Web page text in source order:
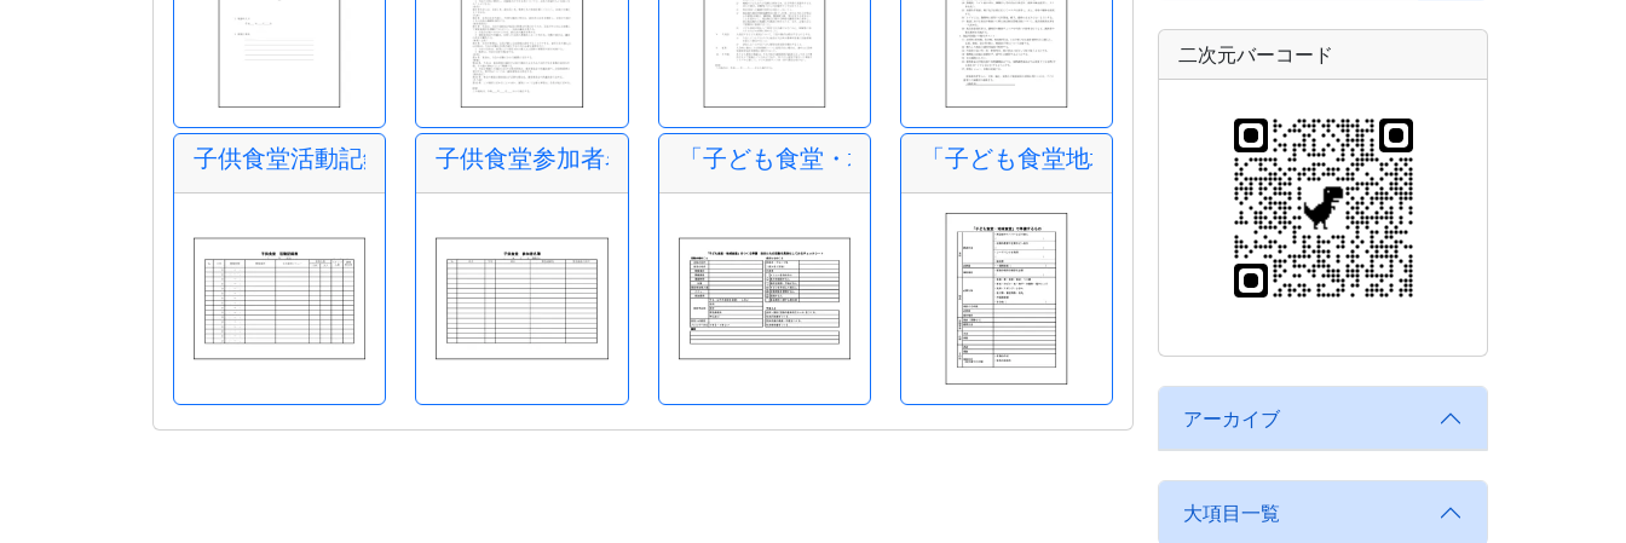
子供食堂活動記録表 子供食堂参加者名簿 「子ども食堂・地域食堂」をつくる準備「子ども食堂地域食堂」で準備するもの
二次元バーコード
アーカイブ
大項目一覧